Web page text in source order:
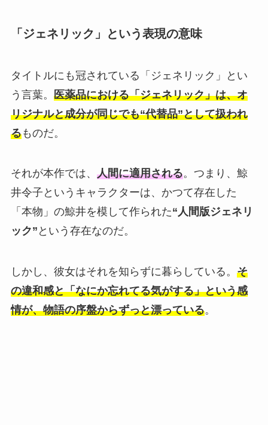
「ジェネリック」という表現の意味
タイトルにも冠されている「ジェネリック」とい
う言葉。 医薬品における「ジェネリック」は、オ
リジナルと成分が同じでも“代替品”として扱われ
るものだ。
それが本作では、 人間に適用される。つまり、鯨
井令子というキャラクターは、かつて存在した
「本物」の鯨井を模して作られた“人間版ジェネリ
ック” という存在なのだ。
しかし、彼女はそれを知らずに暮らしている。 そ
の違和感と「なにか忘れてる気がする」という感
情が、物語の序盤からずっと漂っている。